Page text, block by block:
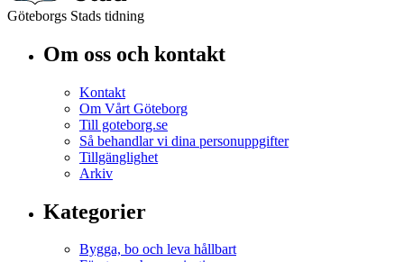
Göteborgs Stads tidning
Om oss och kontakt
Kontakt
Om Vårt Göteborg
Till goteborg.se
Så behandlar vi dina personuppgifter
Tillgänglighet
Arkiv
Kategorier
Bygga, bo och leva hållbart